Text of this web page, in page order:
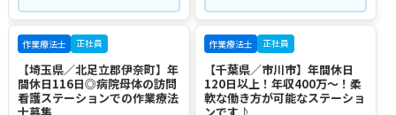
作業療法士 正社員
【埼玉県／北足立郡伊奈町】年
間休日116日◎病院母体の訪問
看護ステーションでの作業療法
作業療法士 正社員
【千葉県／市川市】年間休日
120日以上！年収400万～！柔
軟な働き方が可能なステーショ